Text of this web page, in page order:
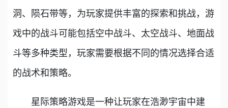
洞、陨石带等，为玩家提供丰富的探索和挑战，游
戏中的战斗可能包括空中战斗、太空战斗、地面战
斗等多种类型，玩家需要根据不同的情况选择合适
的战术和策略。
星际策略游戏是一种让玩家在浩渺宇宙中建